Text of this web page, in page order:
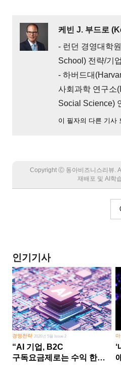
케빈 J. 부드로
- 런던 경영대학
School) 전략/기
- 하버드대
사회과학 연구소
Social Science)
이 필자의 다른 기사
Copyright Ⓒ 동아비즈니스리뷰.
재배포 및 AI학
인기기사
경영전략 2026년 5월 Issue 2
“AI 기업, B2C
구독요금제로는 수익 한계